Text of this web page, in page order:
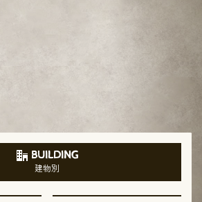
BUILDING
建物別